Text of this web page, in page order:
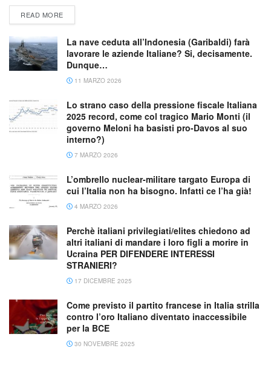
READ MORE
La nave ceduta all’Indonesia (Garibaldi) farà
lavorare le aziende Italiane? Si, decisamente.
Dunque…
11 MARZO 2026
Lo strano caso della pressione fiscale Italiana
2025 record, come col tragico Mario Monti (il
governo Meloni ha basisti pro-Davos al suo
interno?)
7 MARZO 2026
L’ombrello nuclear-militare targato Europa di
cui l’Italia non ha bisogno. Infatti ce l’ha già!
4 MARZO 2026
Perchè italiani privilegiati/elites chiedono ad
altri italiani di mandare i loro figli a morire in
Ucraina PER DIFENDERE INTERESSI
STRANIERI?
17 DICEMBRE 2025
Come previsto il partito francese in Italia strilla
contro l’oro Italiano diventato inaccessibile
per la BCE
30 NOVEMBRE 2025